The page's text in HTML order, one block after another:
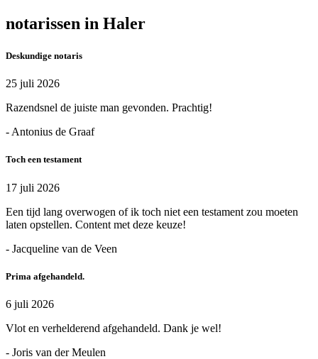
notarissen in Haler
Deskundige notaris
25 juli 2026
Razendsnel de juiste man gevonden. Prachtig!
- Antonius de Graaf
Toch een testament
17 juli 2026
Een tijd lang overwogen of ik toch niet een testament zou moeten
laten opstellen. Content met deze keuze!
- Jacqueline van de Veen
Prima afgehandeld.
6 juli 2026
Vlot en verhelderend afgehandeld. Dank je wel!
- Joris van der Meulen